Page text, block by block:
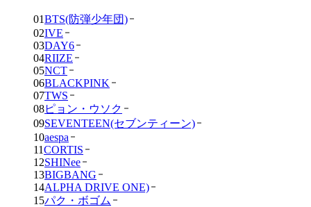
01BTS(防弾少年団)
02IVE
03DAY6
04RIIZE
05NCT
06BLACKPINK
07TWS
08ピョン・ウソク
09SEVENTEEN(セブンティーン)
10aespa
11CORTIS
12SHINee
13BIGBANG
14ALPHA DRIVE ONE)
15パク・ボゴム